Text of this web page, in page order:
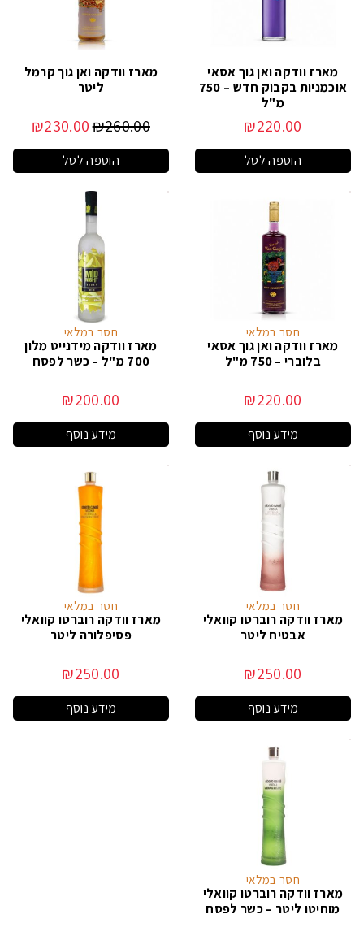
מארז וודקה ואן גוך אסאי
אוכמניות בקבוק חדש – 750
מ"ל
₪220.00
הוספה לסל
מארז וודקה ואן גוך קרמל
ליטר
₪260.00
₪230.00
הוספה לסל
חסר במלאי
מארז וודקה ואן גוך אסאי
בלוברי – 750 מ"ל
₪220.00
מידע נוסף
חסר במלאי
מארז וודקה מידנייט מלון
700 מ"ל – כשר לפסח
₪200.00
מידע נוסף
חסר במלאי
מארז וודקה רוברטו קוואלי
אבטיח ליטר
₪250.00
מידע נוסף
חסר במלאי
מארז וודקה רוברטו קוואלי
פסיפלורה ליטר
₪250.00
מידע נוסף
חסר במלאי
מארז וודקה רוברטו קוואלי
מוחיטו ליטר – כשר לפסח